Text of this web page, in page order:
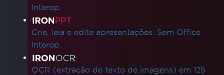
Interop.
Crie, leia e edite apresentações. Sem Office
Interop.
OCR (extração de texto de imagens) em 125